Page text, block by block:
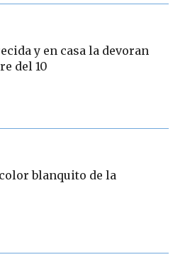
y en casa la devoran
del 10
blanquito de la